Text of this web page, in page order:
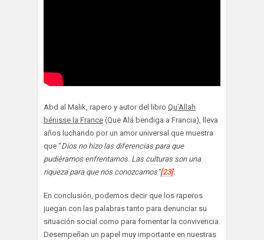
Abd al Malik, rapero y autor del libro Qu’Allah
bénisse la France (Que Alá bendiga a Francia), lleva
años luchando por un amor universal que muestra
que “Dios no hizo las diferencias para que
pudiéramos enfrentarnos. Las culturas son una
riqueza para que nos conozcamos”[23].
En conclusión, podemos decir que los raperos
juegan con las palabras tanto para denunciar su
situación social como para fomentar la convivencia.
Desempeñan un papel muy importante en nuestras